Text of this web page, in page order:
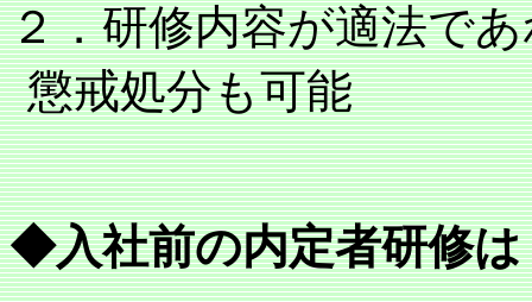
２．研修内容が適法で
懲戒処分も可能
◆入社前の内定者研修は